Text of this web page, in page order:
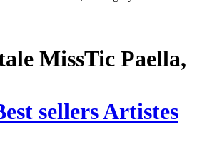
MissTic Paella,
sellersArtistes